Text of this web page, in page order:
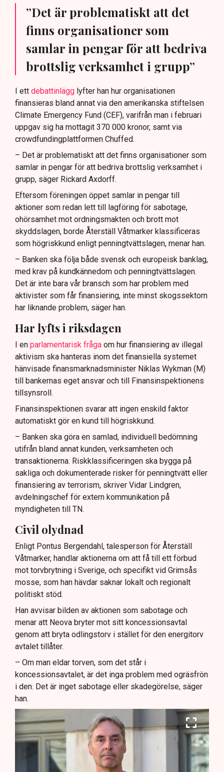
”Det är problematiskt att det
finns organisationer som
samlar in pengar för att bedriva
brottslig verksamhet i grupp”
I ett debattinlägg lyfter han hur organisationen
finansieras bland annat via den amerikanska stiftelsen
Climate Emergency Fund (CEF), varifrån man i februari
uppgav sig ha mottagit 370 000 kronor, samt via
crowdfundingplattformen Chuffed.
– Det är problematiskt att det finns organisationer som
samlar in pengar för att bedriva brottslig verksamhet i
grupp, säger Rickard Axdorff.
Eftersom föreningen öppet samlar in pengar till
aktioner som redan lett till lagföring för sabotage,
ohörsamhet mot ordningsmakten och brott mot
skyddslagen, borde Återställ Våtmarker klassificeras
som högriskkund enligt penningtvättslagen, menar han.
– Banken ska följa både svensk och europeisk banklag,
med krav på kundkännedom och penningtvättslagen.
Det är inte bara vår bransch som har problem med
aktivister som får finansiering, inte minst skogssektorn
har liknande problem, säger han.
Har lyfts i riksdagen
I en parlamentarisk fråga om hur finansiering av illegal
aktivism ska hanteras inom det finansiella systemet
hänvisade finansmarknadsminister Niklas Wykman (M)
till bankernas eget ansvar och till Finansinspektionens
tillsynsroll.
Finansinspektionen svarar att ingen enskild faktor
automatiskt gör en kund till högriskkund.
– Banken ska göra en samlad, individuell bedömning
utifrån bland annat kunden, verksamheten och
transaktionerna. Riskklassificeringen ska bygga på
sakliga och dokumenterade risker för penningtvätt eller
finansiering av terrorism, skriver Vidar Lindgren,
avdelningschef för extern kommunikation på
myndigheten till TN.
Civil olydnad
Enligt Pontus Bergendahl, talesperson för Återställ
Våtmarker, handlar aktionerna om att få till ett förbud
mot torvbrytning i Sverige, och specifikt vid Grimsås
mosse, som han hävdar saknar lokalt och regionalt
politiskt stöd.
Han avvisar bilden av aktionen som sabotage och
menar att Neova bryter mot sitt koncessionsavtal
genom att bryta odlingstorv i stället för den energitorv
avtalet tillåter.
– Om man eldar torven, som det står i
koncessionsavtalet, är det inga problem med ogräsfrön
i den. Det är inget sabotage eller skadegörelse, säger
han.